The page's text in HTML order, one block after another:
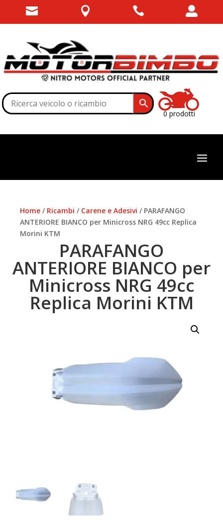
   
0 prodotti
Home / Ricambi / Carene e Adesivi / PARAFANGO
ANTERIORE BIANCO per Minicross NRG 49cc Replica
Morini KTM
PARAFANGO
ANTERIORE BIANCO per
Minicross NRG 49cc
Replica Morini KTM